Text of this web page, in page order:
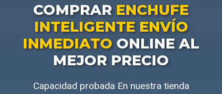
COMPRAR ENCHUFE
INTELIGENTE ENVÍO
INMEDIATOONLINE AL
MEJOR PRECIO
Capacidad probada En nuestra tienda